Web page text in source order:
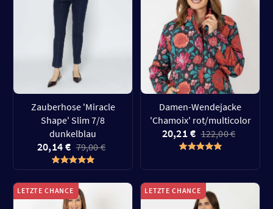
Zauberhose 'Miracle
Shape' Slim 7/8
dunkelblau
20,14 € 79,00 €
Damen-Wendejacke
'Chamoix' rot/multicolor
20,21 € 122,00 €
LETZTE CHANCE LETZTE CHANCE